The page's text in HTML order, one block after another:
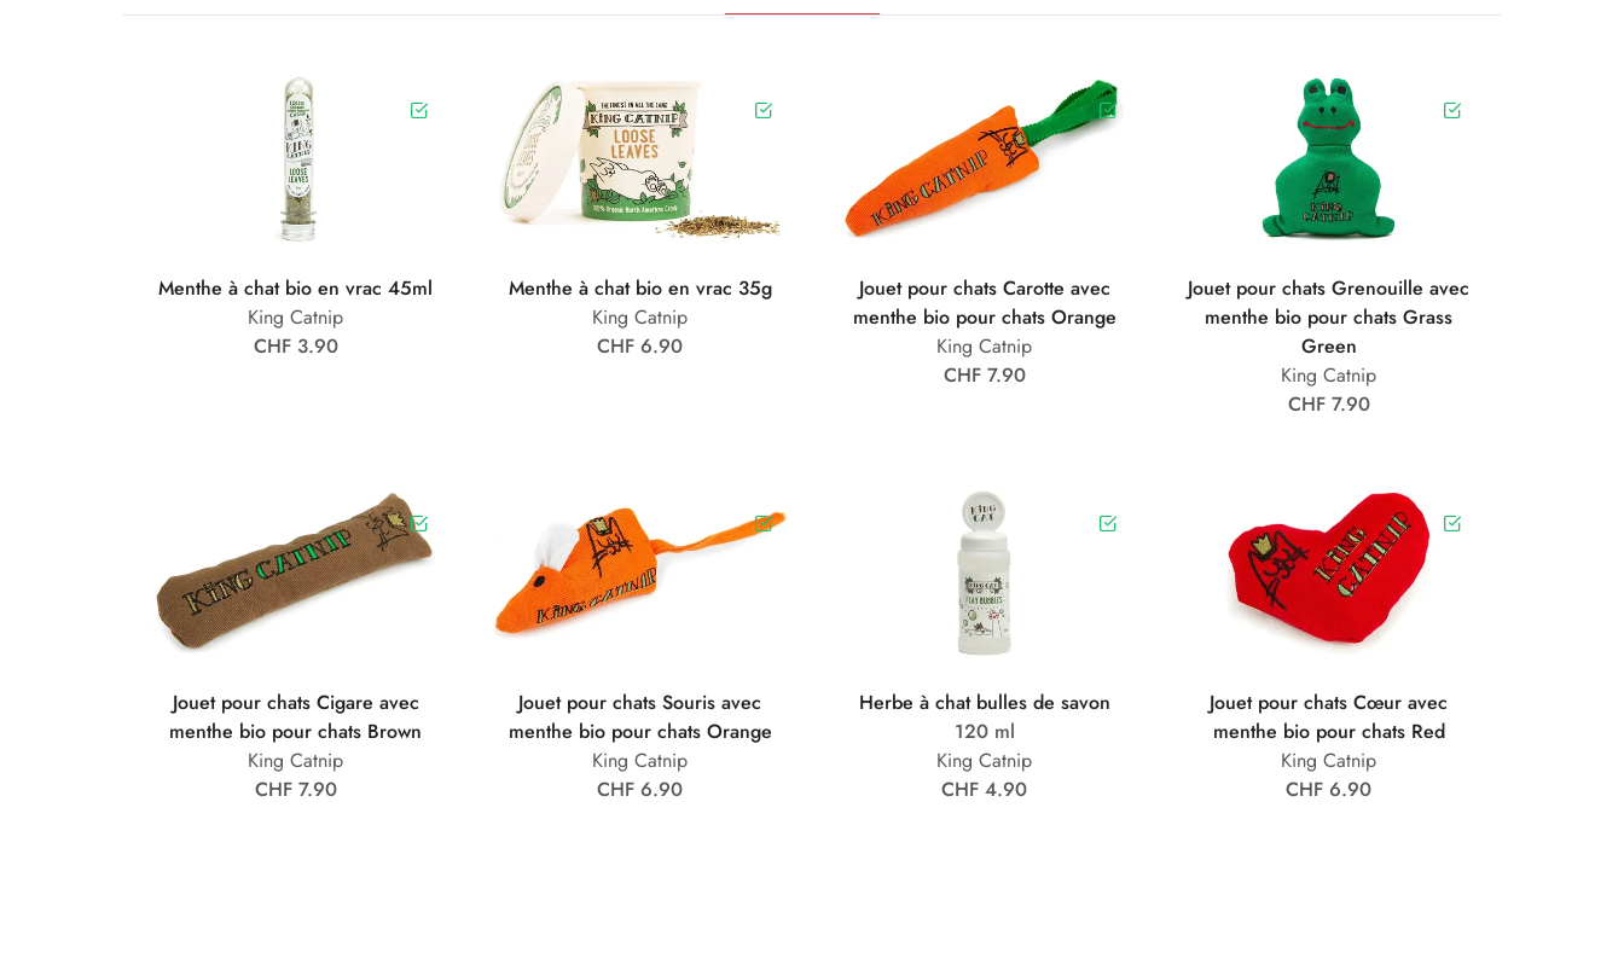
Menthe à chat bio en vrac 45ml
King Catnip
CHF 3.90
Menthe à chat bio en vrac 35g
King Catnip
CHF 6.90
Jouet pour chats Carotte avec
menthe bio pour chats Orange
King Catnip
CHF 7.90
Jouet pour chats Grenouille avec
menthe bio pour chats Grass
Green
King Catnip
CHF 7.90
Jouet pour chats Cigare avec
menthe bio pour chats Brown
King Catnip
CHF 7.90
Jouet pour chats Souris avec
menthe bio pour chats Orange
King Catnip
CHF 6.90
Herbe à chat bulles de savon
120 ml
King Catnip
CHF 4.90
Jouet pour chats Cœur avec
menthe bio pour chats Red
King Catnip
CHF 6.90